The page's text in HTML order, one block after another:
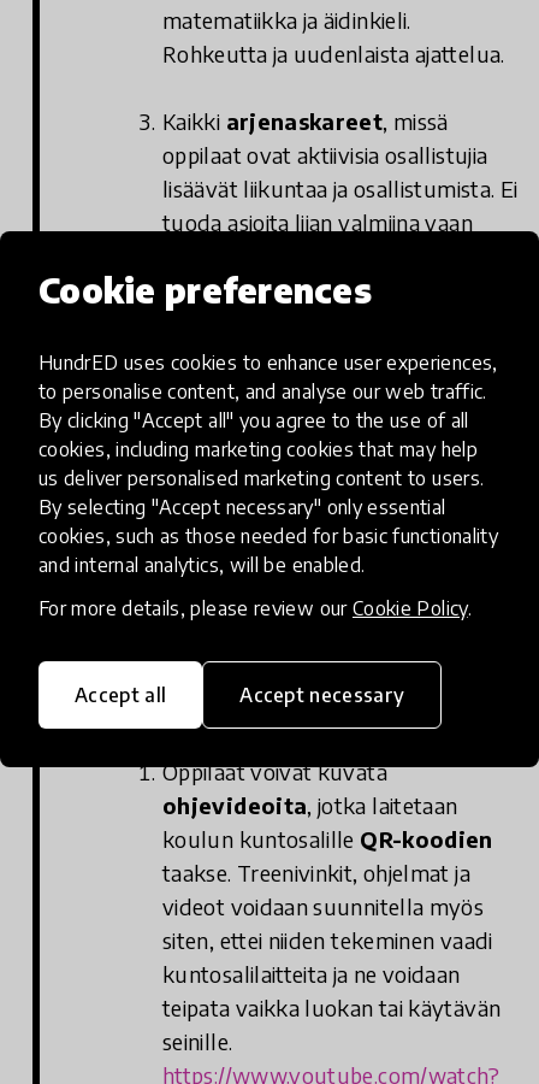
Cookie preferences
HundrED uses cookies to enhance user experiences,
to personalise content, and analyse our web traffic.
By clicking "Accept all" you agree to the use of all
cookies, including marketing cookies that may help
us deliver personalised marketing content to users.
By selecting "Accept necessary" only essential
cookies, such as those needed for basic functionality
and internal analytics, will be enabled.
For more details, please review our Cookie Policy.
Accept all Accept necessary
matematiikka ja äidinkieli.
Rohkeutta ja uudenlaista ajattelua.
Kaikki arjenaskareet, missä
oppilaat ovat aktiivisia osallistujia
lisäävät liikuntaa ja osallistumista. Ei
tuoda asioita liian valmiina vaan
kanssa mm. siivous, kaupassa
Esimerkki 2. Ristiinan
yhtenäiskoulussa
yhdistetään teknologiaa ja
liikuntaa
Ristiinan koulussa on keskitytty lisäämään
liikuntaa etenkin teknologiaa
hyödyntämällä.
Oppilaat voivat kuvata
ohjevideoita, jotka laitetaan
koulun kuntosalille QR-koodien
taakse. Treenivinkit, ohjelmat ja
videot voidaan suunnitella myös
siten, ettei niiden tekeminen vaadi
kuntosalilaitteita ja ne voidaan
teipata vaikka luokan tai käytävän
seinille.
https://www.youtube.com/watch?